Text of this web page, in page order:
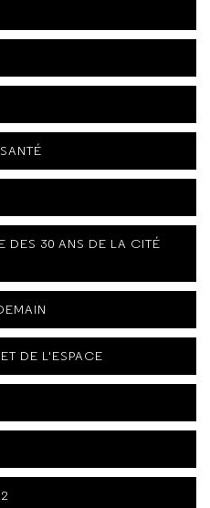
DES 30 ANS DE LA CITÉ
DE L'ESPACE